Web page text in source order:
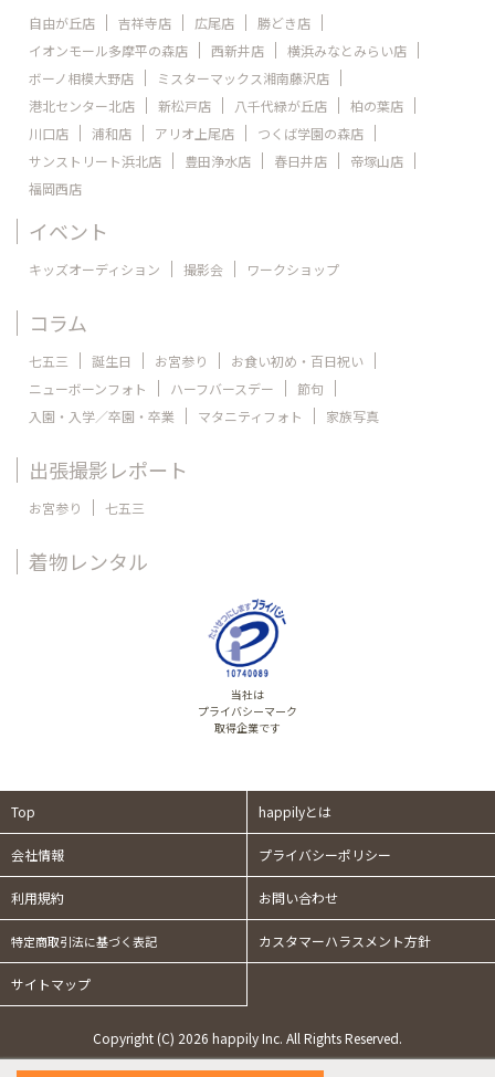
自由が丘店 吉祥寺店 広尾店
勝どき店
イオンモール多摩平の森店
西新井店
横浜みなとみらい店
ボーノ相模大野店
ミスターマックス湘南藤沢店
港北センター北店
新松戸店 八千代緑が丘店
柏の葉店
川口店
浦和店 アリオ上尾店
つくば学園の森店
サンストリート浜北店
豊田浄水店 春日井店
帝塚山店
福岡西店
イベント
キッズオーディション 撮影会 ワークショップ
コラム
七五三 誕生日 お宮参り
お食い初め・百日祝い
ニューボーンフォト
ハーフバースデー
節句
入園・入学／卒園・卒業
マタニティフォト 家族写真
出張撮影レポート
お宮参り 七五三
着物レンタル
当社は
プライバシーマーク
取得企業です
Top happilyとは
会社情報 プライバシーポリシー
利用規約 お問い合わせ
特定商取引法に基づく表記 カスタマーハラスメント方針
サイトマップ
Copyright (C) 2026 happily Inc. All Rights Reserved.